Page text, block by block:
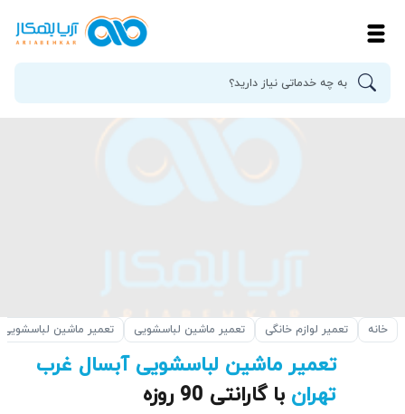
خانه تعمیر لوازم خانگی تعمیر ماشین لباسشویی تعمیر ماشین
تعمیر ماشین لباسشویی آبسال غرب
تهران با گارانتی 90 روزه